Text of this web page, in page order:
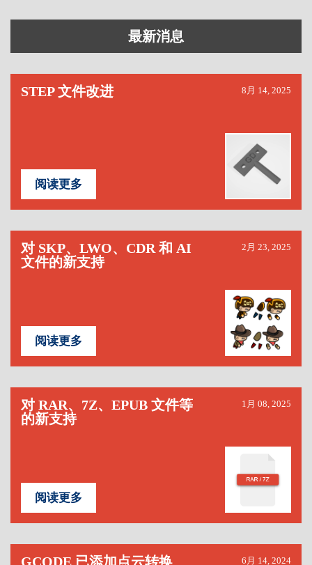
最新消息
STEP 文件改进 8月 14, 2025
阅读更多
对 SKP、LWO、CDR 和 AI
文件的新支持
2月 23, 2025
阅读更多
对 RAR、7Z、EPUB 文件等
的新支持
1月 08, 2025
阅读更多
GCODE 已添加点云转换 6月 14, 2024